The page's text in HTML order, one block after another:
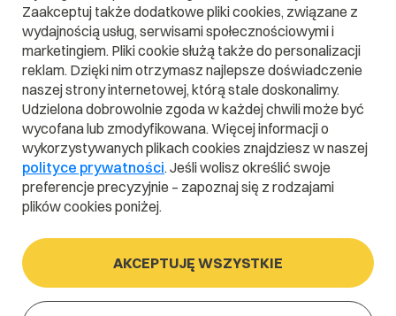
Domena .one
Podkreśl wyjątkowość tego co robisz
.one
Szukaj
Zaakceptuj także dodatkowe pliki cookies, związane z
wydajnością usług, serwisami społecznościowymi i
marketingiem. Pliki cookie służą także do personalizacji
reklam. Dzięki nim otrzymasz najlepsze doświadczenie
naszej strony internetowej, którą stale doskonalimy.
Udzielona dobrowolnie zgoda w każdej chwili może być
wycofana lub zmodyfikowana. Więcej informacji o
wykorzystywanych plikach cookies znajdziesz w naszej
polityce prywatności. Jeśli wolisz określić swoje
preferencje precyzyjnie – zapoznaj się z rodzajami
plików cookies poniżej.
AKCEPTUJĘ WSZYSTKIE